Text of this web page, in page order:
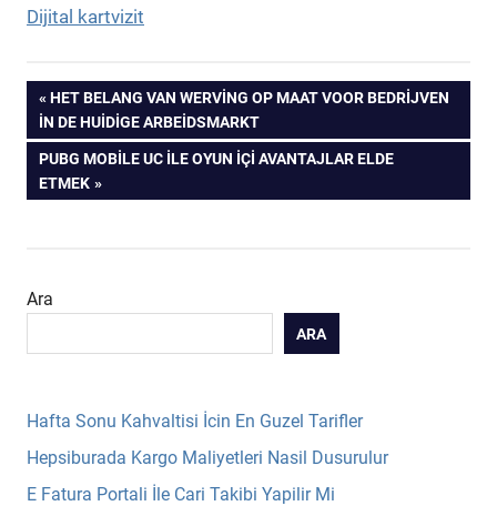
Dijital kartvizit
Yazı
gezinmesi
PREVIOUS
POST:
HET BELANG VAN WERVING OP MAAT VOOR BEDRIJVEN
IN DE HUIDIGE ARBEIDSMARKT
NEXT
POST:
PUBG MOBILE UC ILE OYUN İÇI AVANTAJLAR ELDE
ETMEK
Ara
ARA
Hafta Sonu Kahvaltisi İcin En Guzel Tarifler
Hepsiburada Kargo Maliyetleri Nasil Dusurulur
E Fatura Portali İle Cari Takibi Yapilir Mi